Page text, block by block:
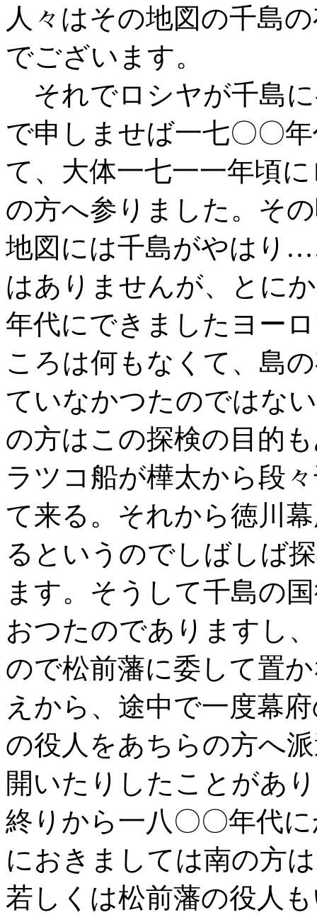
人々はその地図の千島
でございます。
それでロシヤが千島
で申しませば一七〇〇
て、大体一七一一年頃
の方へ参りました。そ
地図には千島がやはり
はありませんが、とに
年代にできましたヨー
ころは何もなくて、島
ていなかつたのではな
の方はこの探検の目的
ラツコ船が樺太から段
て来る。それから徳川
るというのでしばしば
ます。そうして千島の
おつたのでありますし
ので松前藩に委して置
えから、途中で一度幕
の役人をあちらの方へ
開いたりしたことがあ
終りから一八〇〇年代
におきましては南の方
若しくは松前藩の役人